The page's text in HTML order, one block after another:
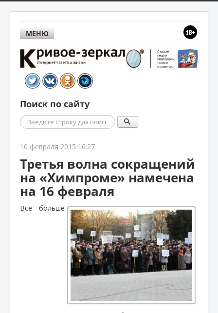
МЕНЮ
Поиск по сайту
Поиск
10 февраля 2015 16:27
Третья волна сокращений
на «Химпроме» намечена
на 16 февраля
Все больше